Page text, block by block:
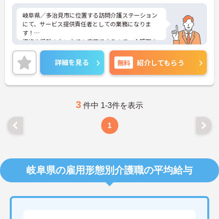
岐阜県／多治見市に位置する訪問介護ステーション
にて、サービス提供責任者としての業務になりま
す！
資格や経験のない方でも応募できるので、介護職を
始めてみたいという方にお勧めです！日勤のみの勤
務で時間外労働も月平均1時間なので、無理なく働
ける環境となっております！
ご興味ある方は面接ポイントをお伝えしますので、
お気軽にお問い合わせください♪
詳細を見る 無料 紹介してもらう
3 件中 1-3件を表示
1
岐阜県の雇用形態別介護職の平均給与